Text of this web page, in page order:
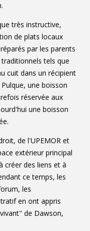
très instructive,
de plats locaux
par les parents
tels que
cuit dans un récipient
une boisson
réservée aux
une boisson
de l'UPEMOR et
extérieur principal
créer des liens et à
ce temps, les
les
en ont appris
de Dawson,